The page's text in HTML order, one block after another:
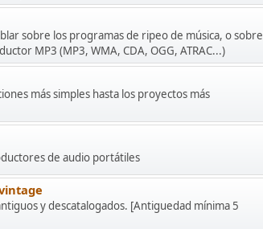
sobre los programas de ripeo de música, o sobre
MP3 (MP3, WMA, CDA, OGG, ATRAC...)
más simples hasta los proyectos más
de audio portátiles
y descatalogados. [Antiguedad mínima 5